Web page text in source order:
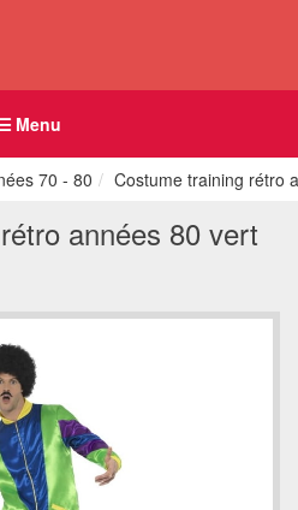
Menu
70 - 80 Costume training rétro
années 80 vert